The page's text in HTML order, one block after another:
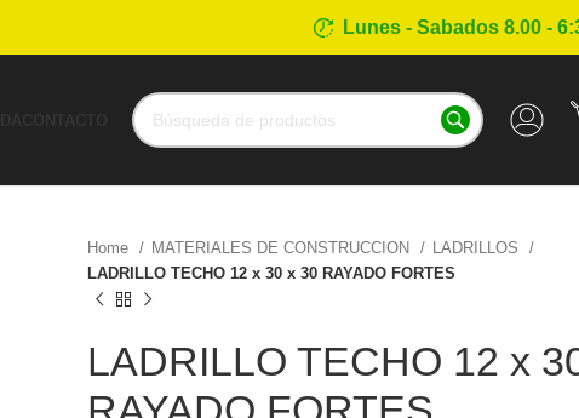
Lunes - Sabados 8.00 -
Home MATERIALES DE CONSTRUCCION
LADRILLOS
LADRILLO TECHO 12 x 30 x 30 RAYADO FORTES
LADRILLO TECHO 12 x